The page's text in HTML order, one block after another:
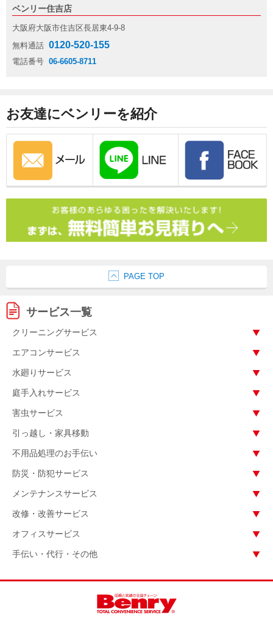
ベンリー住吉店
大阪府大阪市住吉区長居東4-9-8
無料通話 0120-520-155
電話番号 06-6605-8711
お友達にベンリーを紹介
PAGE TOP
サービス一覧
クリーニングサービス
エアコンサービス
水廻りサービス
庭手入れサービス
害虫サービス
引っ越し・家具移動
不用品処理のお手伝い
防災・防犯サービス
メンテナンスサービス
改修・改善サービス
オフィスサービス
手伝い・代行・その他